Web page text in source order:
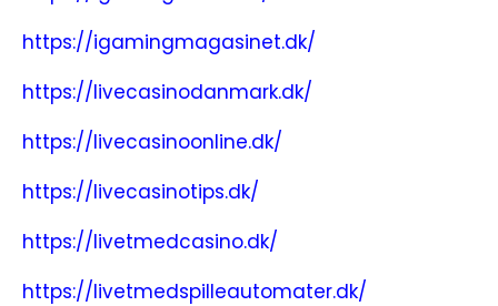
https://igamingmagasinet.dk/
https://livecasinodanmark.dk/
https://livecasinoonline.dk/
https://livecasinotips.dk/
https://livetmedcasino.dk/
https://livetmedspilleautomater.dk/